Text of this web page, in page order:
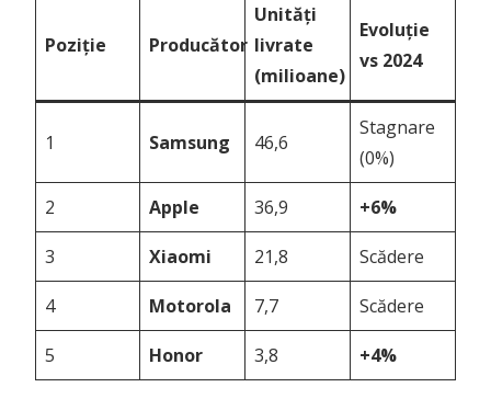
Poziție Producător
Unități
livrate
(milioane)
Evoluție
vs 2024
1 Samsung 46,6
Stagnare
(0%)
2 Apple 36,9 +6%
3 Xiaomi 21,8 Scădere
4 Motorola 7,7 Scădere
5 Honor 3,8 +4%